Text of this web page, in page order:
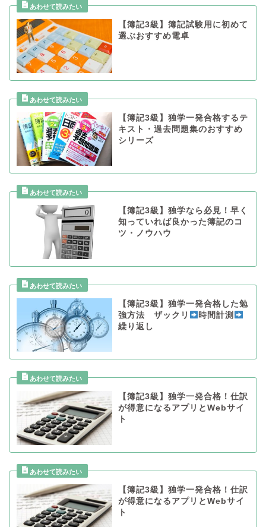
【簿記3級】簿記試験用に初めて
選ぶおすすめ電卓
【簿記3級】独学一発合格するテ
キスト・過去問題集のおすすめ
シリーズ
【簿記3級】独学なら必見！早く
知っていれば良かった簿記のコ
ツ・ノウハウ
【簿記3級】独学一発合格した勉
強方法 ザックリ
時間計測
繰り返し
【簿記3級】独学一発合格！仕訳
が得意になるアプリとWebサイ
ト
【簿記3級】独学一発合格！仕訳
が得意になるアプリとWebサイ
ト